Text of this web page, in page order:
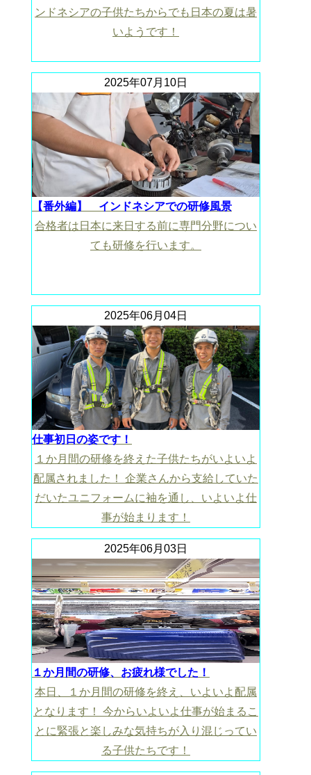
ンドネシアの子供たちからでも日本の夏は暑
いようです！
2025年07月10日
【番外編】 インドネシアでの研修風景
合格者は日本に来日する前に専門分野につい
ても研修を行います。
2025年06月04日
仕事初日の姿です！
１か月間の研修を終えた子供たちがいよいよ
配属されました！ 企業さんから支給していた
だいたユニフォームに袖を通し、いよいよ仕
事が始まります！
2025年06月03日
１か月間の研修、お疲れ様でした！
本日、１か月間の研修を終え、いよいよ配属
となります！ 今からいよいよ仕事が始まるこ
とに緊張と楽しみな気持ちが入り混じってい
る子供たちです！